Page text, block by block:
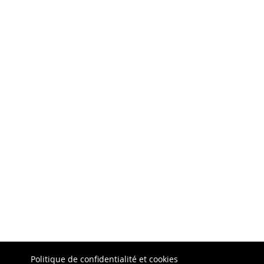
Politique de confidentialité et cookies